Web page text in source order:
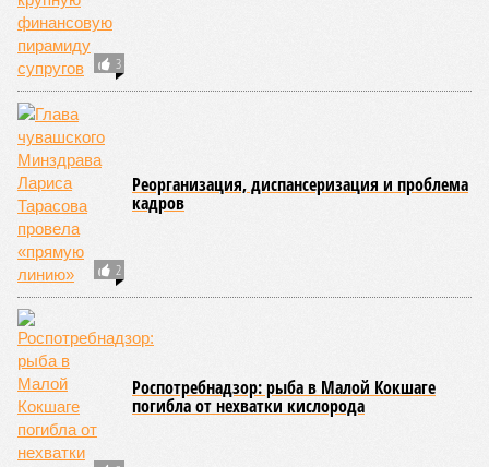
3
2
Реорганизация, диспансеризация и проблема
кадров
Роспотребнадзор: рыба в Малой Кокшаге
погибла от нехватки кислорода